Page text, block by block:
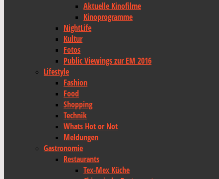
Aktuelle Kinofilme
Kinoprogramme
NightLife
Kultur
Fotos
Public Viewings zur EM 2016
Lifestyle
Fashion
Food
Shopping
Technik
Whats Hot or Not
Meldungen
Gastronomie
Restaurants
Tex-Mex Küche